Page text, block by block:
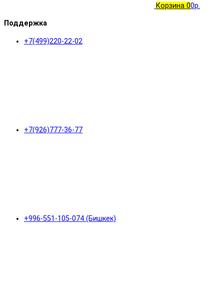
Корзина 00р.
Поддержка
+7(499)220-22-02
+7(926)777-36-77
+996-551-105-074 (Бишкек)